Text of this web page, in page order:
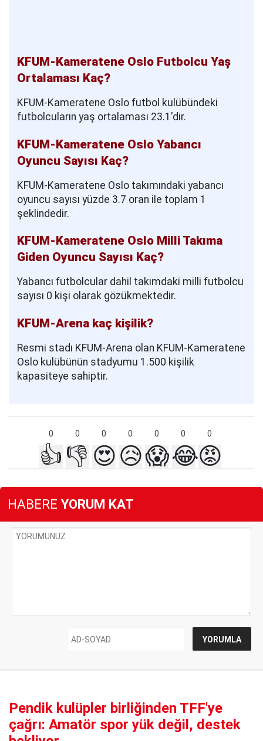
KFUM-Kameratene Oslo Futbolcu Yaş
Ortalaması Kaç?
KFUM-Kameratene Oslo futbol kulübündeki
futbolcuların yaş ortalaması 23.1'dir.
KFUM-Kameratene Oslo Yabancı
Oyuncu Sayısı Kaç?
KFUM-Kameratene Oslo takımındaki yabancı
oyuncu sayısı yüzde 3.7 oran ile toplam 1
şeklindedir.
KFUM-Kameratene Oslo Milli Takıma
Giden Oyuncu Sayısı Kaç?
Yabancı futbolcular dahil takımdaki milli futbolcu
sayısı 0 kişi olarak gözükmektedir.
KFUM-Arena kaç kişilik?
Resmi stadı KFUM-Arena olan KFUM-Kameratene
Oslo kulübünün stadyumu 1.500 kişilik
kapasiteye sahiptir.
0 0 0 0 0 0 0
👍 👎 😍😥😱😂😡
HABERE YORUM KAT
Pendik kulüpler birliğinden TFF'ye
çağrı: Amatör spor yük değil, destek